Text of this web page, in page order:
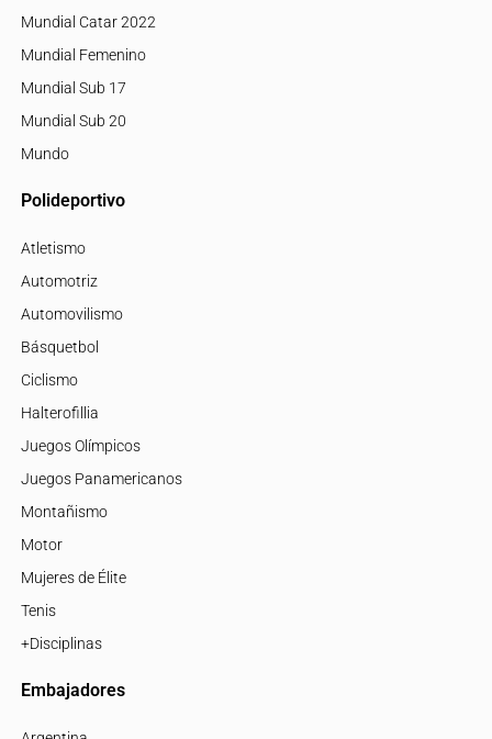
Mundial Catar 2022
Mundial Femenino
Mundial Sub 17
Mundial Sub 20
Mundo
Polideportivo
Atletismo
Automotriz
Automovilismo
Básquetbol
Ciclismo
Halterofillia
Juegos Olímpicos
Juegos Panamericanos
Montañismo
Motor
Mujeres de Élite
Tenis
+Disciplinas
Embajadores